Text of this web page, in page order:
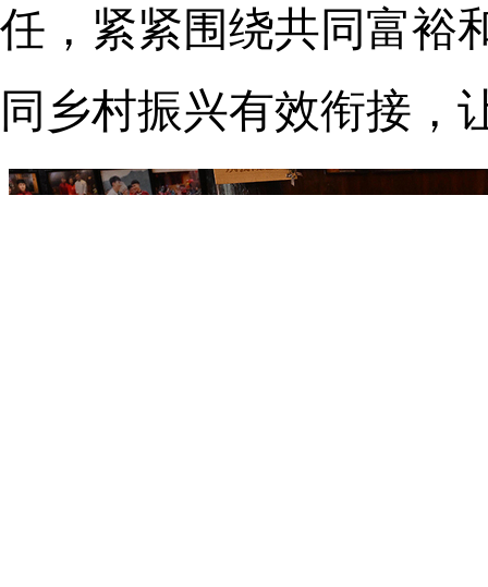
任，紧紧围绕共同富裕
同乡村振兴有效衔接，